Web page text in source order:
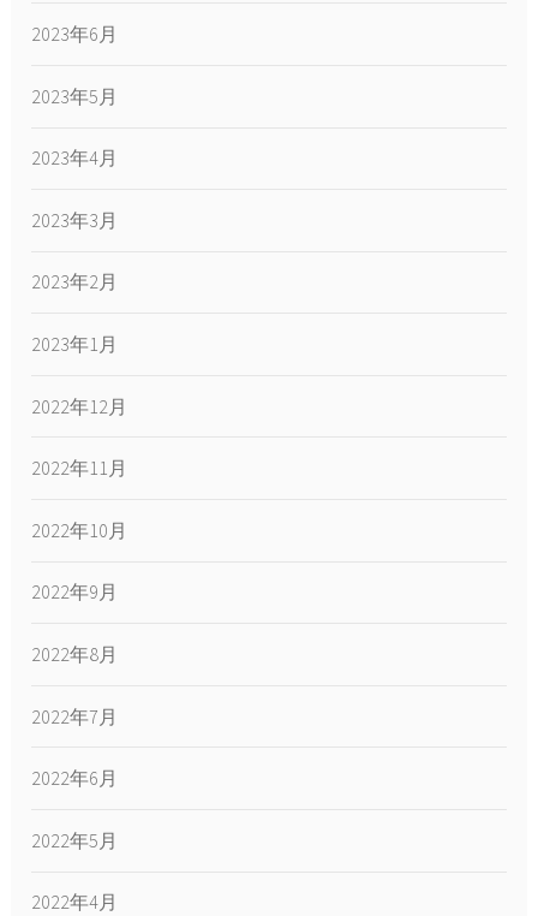
2023年6月
2023年5月
2023年4月
2023年3月
2023年2月
2023年1月
2022年12月
2022年11月
2022年10月
2022年9月
2022年8月
2022年7月
2022年6月
2022年5月
2022年4月